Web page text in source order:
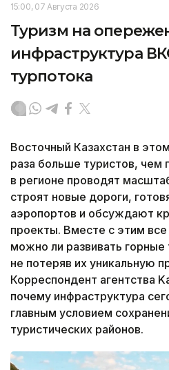
15:00, 07 Августа 2026
Туризм на
инфраструктура
турпотока
Восточный Казахстан в
раза больше туристов, чем
в регионе проводят
строят новые дороги,
аэропортов и обсуждают
проекты. Вместе с этим
можно ли развивать горные
не потеряв их уникальную
Корреспондент агентства
почему инфраструктура
главным условием
туристических районов.